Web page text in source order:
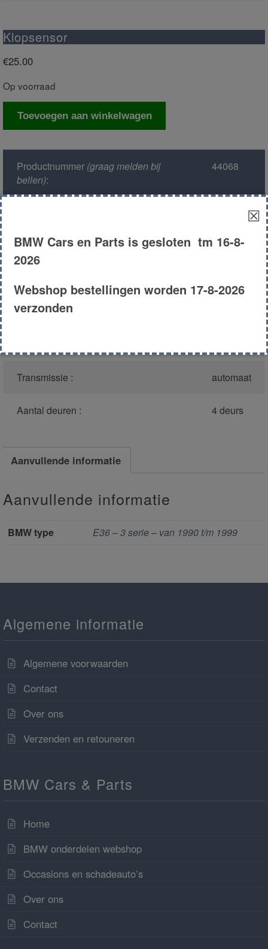
Klopsensor
€25.00
Op voorraad
Klopsensor
Toevoegen aan winkelwagen
Productnummer(graag melden bij
bellen):
44068
Carroserie : Sedan
Type :
Transmissie : automaat
Aantal deuren : 4 deurs
Aanvullende informatie
Aanvullende informatie
BMW type E36 – 3 serie – van 1990 t/m 1999
Algemene informatie
Algemene voorwaarden
Contact
Over ons
Verzenden en retouneren
BMW Cars & Parts
Home
BMW onderdelen webshop
Occasions en schadeauto’s
Over ons
Contact
☒
BMW Cars en Parts is gesloten tm 16-8-
2026
Webshop bestellingen worden 17-8-2026
verzonden